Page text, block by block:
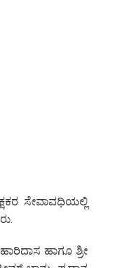
ಸೇವಾವಧಿಯಲ್ಲಿ
ಹಾಗೂ ಶ್ರೀ